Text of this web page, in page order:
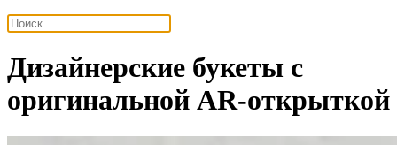
Дизайнерские букеты с
оригинальной AR-открыткой